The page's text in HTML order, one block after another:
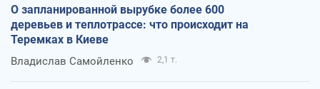
О запланированной вырубке более 600
деревьев и теплотрассе: что происходит на
Теремках в Киеве
Владислав Самойленко 2,1 т.